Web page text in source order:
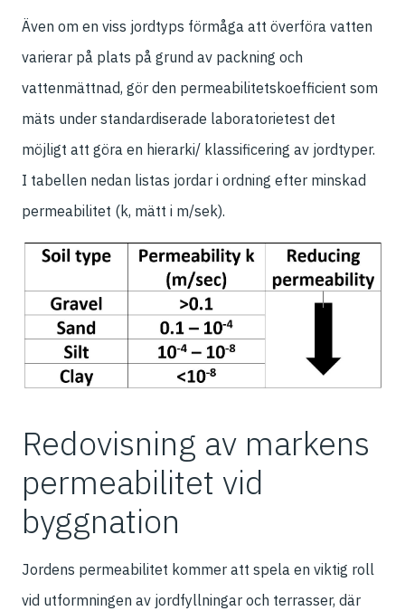
Även om en viss jordtyps förmåga att överföra vatten
varierar på plats på grund av packning och
vattenmättnad, gör den permeabilitetskoefficient som
mäts under standardiserade laboratorietest det
möjligt att göra en hierarki/ klassificering av jordtyper.
I tabellen nedan listas jordar i ordning efter minskad
permeabilitet (k, mätt i m/sek).
Redovisning av markens
permeabilitet vid
byggnation
Jordens permeabilitet kommer att spela en viktig roll
vid utformningen av jordfyllningar och terrasser, där